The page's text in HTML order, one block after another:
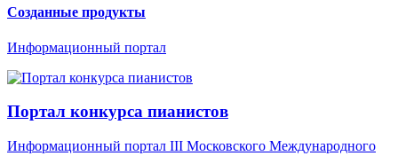
Созданные продукты
Информационный портал
Портал конкурса пианистов
Информационный портал III Московского Международного